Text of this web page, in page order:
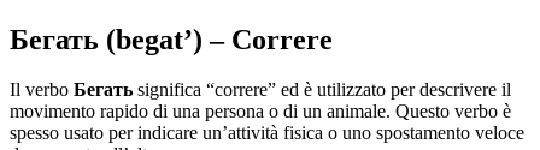
Бегать (begat’) – Correre
Il verbo Бегать significa “correre” ed è utilizzato per descrivere il
movimento rapido di una persona o di un animale. Questo verbo è
spesso usato per indicare un’attività fisica o uno spostamento veloce